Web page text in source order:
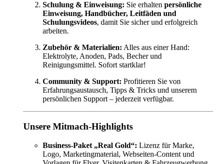
Schulung & Einweisung: Sie erhalten persönliche
Einweisung, Handbücher, Leitfäden und
Schulungsvideos, damit Sie sicher und erfolgreich
arbeiten.
Zubehör & Materialien: Alles aus einer Hand:
Elektrolyte, Anoden, Pads, Becher und
Reinigungsmittel. Sofort startklar!
Community & Support: Profitieren Sie von
Erfahrungsaustausch, Tipps & Tricks und unserem
persönlichen Support – jederzeit verfügbar.
Unsere Mitmach-Highlights
Business-Paket „Real Gold“: Lizenz für Marke,
Logo, Marketingmaterial, Webseiten-Content und